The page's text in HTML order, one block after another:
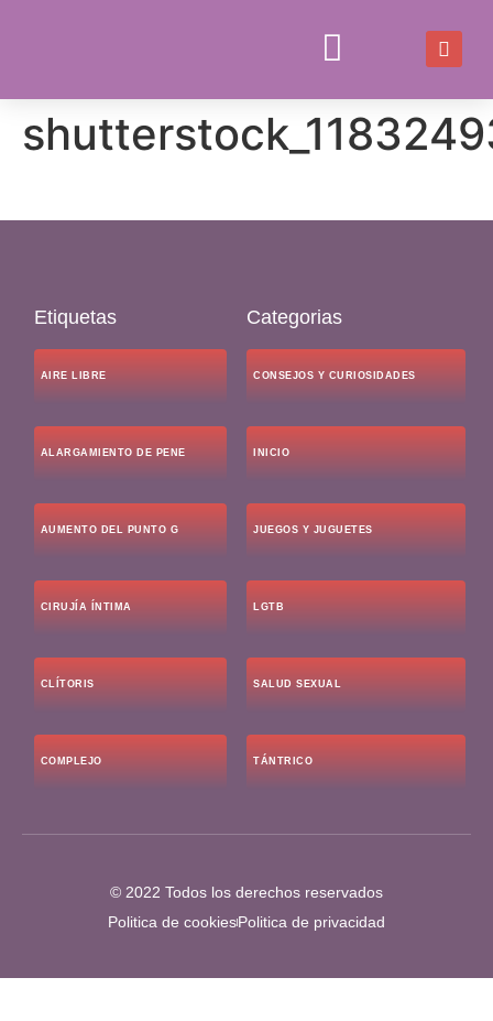
Etiquetas
AIRE LIBRE
ALARGAMIENTO DE PENE
AUMENTO DEL PUNTO G
CIRUJÍA ÍNTIMA
CLÍTORIS
COMPLEJO
Categorias
CONSEJOS Y CURIOSIDADES
INICIO
JUEGOS Y JUGUETES
LGTB
SALUD SEXUAL
TÁNTRICO
© 2022 Todos los derechos reservados
Politica de cookiesPolitica de privacidad